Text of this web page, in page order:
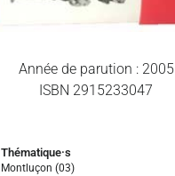
Année de parution : 2005
ISBN 2915233047
Thématique·s
Montluçon (03)